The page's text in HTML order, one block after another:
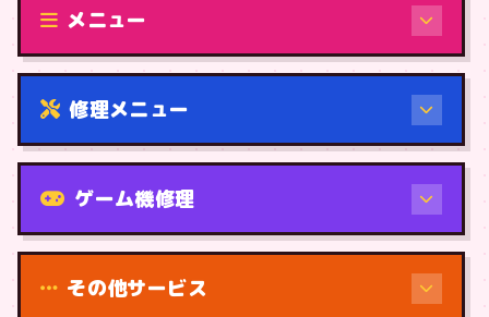
メニュー
修理メニュー
機種から
ゲーム機修理
その他サービス